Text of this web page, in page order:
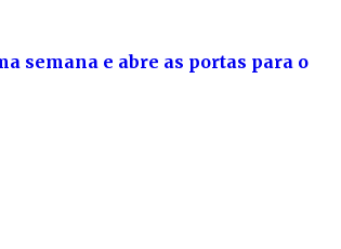
semana e abre as portas para o